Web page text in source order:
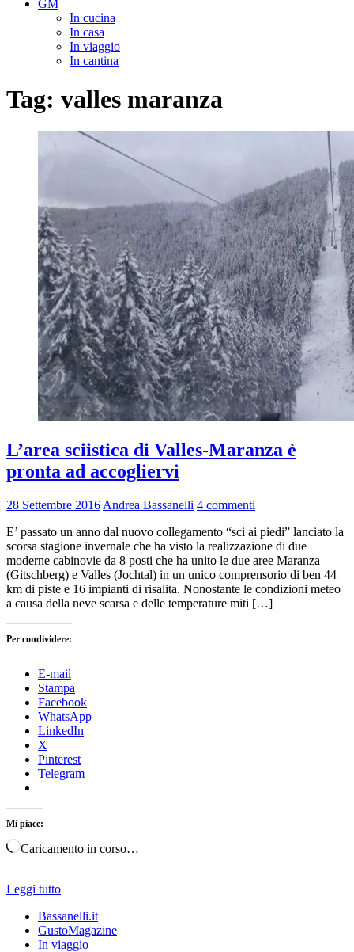
GM
In cucina
In casa
In viaggio
In cantina
Tag: valles maranza
L’area sciistica di Valles-Maranza è
pronta ad accogliervi
28 Settembre 2016 Andrea Bassanelli 4 commenti
E’ passato un anno dal nuovo collegamento “sci ai piedi” lanciato la
scorsa stagione invernale che ha visto la realizzazione di due
moderne cabinovie da 8 posti che ha unito le due aree Maranza
(Gitschberg) e Valles (Jochtal) in un unico comprensorio di ben 44
km di piste e 16 impianti di risalita. Nonostante le condizioni meteo
a causa della neve scarsa e delle temperature miti […]
Per condividere:
E-mail
Stampa
Facebook
WhatsApp
LinkedIn
X
Pinterest
Telegram
Mi piace:
Caricamento in corso…
Leggi tutto
Bassanelli.it
GustoMagazine
In viaggio